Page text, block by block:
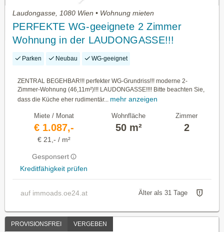
Laudongasse, 1080 Wien • Wohnung mieten
PERFEKTE WG-geeignete 2 Zimmer
Wohnung in der LAUDONGASSE!!!
Günstige Nebenkosten!!!
Parken Neubau WG-geeignet
ZENTRAL BEGEHBAR!!! perfekter WG-Grundriss!!! moderne 2-
Zimmer-Wohnung (46,11m²)!!! LAUDONGASSE!!!! Bitte beachten Sie,
dass die Küche eher rudimentär... mehr anzeigen
Miete / Monat
€ 1.087,-
€ 21,- / m²
Gesponsert
Kreditfähigkeit prüfen
Wohnfläche
50 m²
Zimmer
2
auf immoads.oe24.at Älter als 31 Tage
PROVISIONSFREI VERGEBEN